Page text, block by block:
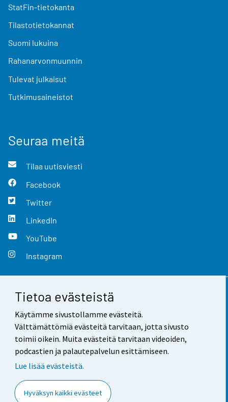
Tietoa evästeistä
Käytämme sivustollamme evästeitä.
Välttämättömiä evästeitä tarvitaan, jotta sivusto
toimii oikein. Muita evästeitä tarvitaan videoiden,
podcastien ja palautepalvelun esittämiseen.
Lue lisää evästeistä.
Hyväksyn kaikki evästeet
StatFin-tietokanta
Tilastotietokannat
Suomi lukuina
Rahanarvonmuunnin
Tulevat julkaisut
Tutkimusaineistot
Seuraa meitä
Tilaa uutisviesti
Facebook
Twitter
LinkedIn
YouTube
Instagram
Yhteystiedot
Palaute
Käyttöehdot
Saavutettavuus